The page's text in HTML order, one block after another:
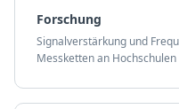
Forschung
Signalverstärkung und
Messketten an